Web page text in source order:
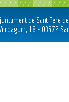
de Sant Pere
18 - 08572